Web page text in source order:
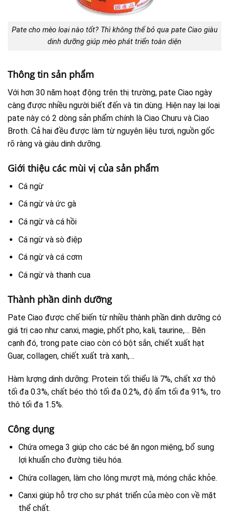
Pate cho mèo loại nào tốt? Thì không thể bỏ qua pate Ciao giàu
dinh dưỡng giúp mèo phát triển toàn diện
Thông tin sản phẩm
Với hơn 30 năm hoạt động trên thị trường, pate Ciao ngày
càng được nhiều người biết đến và tin dùng. Hiện nay lại loại
pate này có 2 dòng sản phẩm chính là Ciao Churu và Ciao
Broth. Cả hai đều được làm từ nguyên liệu tươi, nguồn gốc
rõ ràng và giàu dinh dưỡng.
Giới thiệu các mùi vị của sản phẩm
Cá ngừ
Cá ngừ và ức gà
Cá ngừ và cá hồi
Cá ngừ và sò điệp
Cá ngừ và cá cơm
Cá ngừ và thanh cua
Thành phần dinh dưỡng
Pate Ciao được chế biến từ nhiều thành phần dinh dưỡng có
giá trị cao như canxi, magie, phốt pho, kali, taurine,… Bên
cạnh đó, trong pate ciao còn có bột sắn, chiết xuất hạt
Guar, collagen, chiết xuất trà xanh,…
Hàm lượng dinh dưỡng: Protein tối thiểu là 7%, chất xơ thô
tối đa 0.3%, chất béo thô tối đa 0.2%, độ ẩm tối đa 91%, tro
thô tối đa 1.5%.
Công dụng
Chứa omega 3 giúp cho các bé ăn ngon miệng, bổ sung
lợi khuẩn cho đường tiêu hóa.
Chứa collagen, làm cho lông mượt mà, móng chắc khỏe.
Canxi giúp hỗ trợ cho sự phát triển của mèo con về mặt
thể chất.